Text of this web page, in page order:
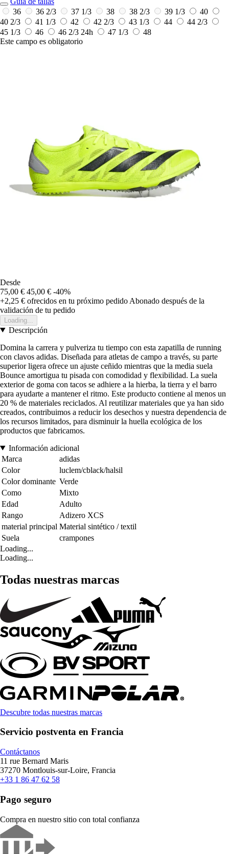
36
36 2/3 37 1/3 38 38 2/3 39 1/3
40
40 2/3
41 1/3 42 42 2/3 43 1/3 44
44 2/3
45 1/3
46 46 2/3 24h 47 1/3
48
Este campo es obligatorio
Desde
75,00 € 45,00 € -40%
+2,25 € ofrecidos en tu próximo pedido Abonado después de la
validación de tu pedido
Loading...
Descripción
Domina la carrera y pulveriza tu tiempo con esta zapatilla de running
con clavos adidas. Diseñada para atletas de campo a través, su parte
superior ligera ofrece un ajuste ceñido mientras que la media suela
Bounce amortigua tu pisada con comodidad y flexibilidad. La suela
exterior de goma con tacos se adhiere a la hierba, la tierra y el barro
para ayudarte a mantener el ritmo. Este producto contiene al menos un
20 % de materiales reciclados. Al reutilizar materiales que ya han sido
creados, contribuimos a reducir los desechos y nuestra dependencia de
los recursos limitados, para disminuir la huella ecológica de los
productos que fabricamos.
Información adicional
Marca
adidas
Color
luclem/cblack/halsil
Color dominante Verde
Como
Mixto
Edad
Adulto
Rango
Adizero XCS
material principal Material sintético / textil
Suela
crampones
Loading...
Loading...
Todas nuestras marcas
Descubre todas nuestras marcas
Servicio postventa en Francia
Contáctanos
11 rue Bernard Maris
37270 Montlouis-sur-Loire, Francia
+33 1 86 47 62 58
Pago seguro
Compra en nuestro sitio con total confianza